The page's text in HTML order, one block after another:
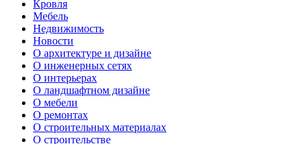
Кровля
Мебель
Недвижимость
Новости
О архитектуре и дизайне
О инженерных сетях
О интерьерах
О ландшафтном дизайне
О мебели
О ремонтах
О строительных материалах
О строительстве